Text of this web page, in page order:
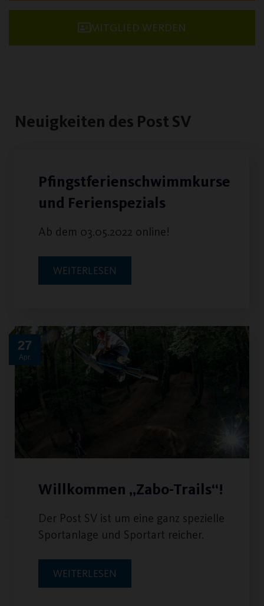
MITGLIED WERDEN
Neuigkeiten des Post SV
Pfingstferienschwimmkurse
und Ferienspezials
Ab dem 03.05.2022 online!
WEITERLESEN
27
Apr.
Willkommen „Zabo-Trails“!
Der Post SV ist um eine ganz spezielle
Sportanlage und Sportart reicher.
WEITERLESEN